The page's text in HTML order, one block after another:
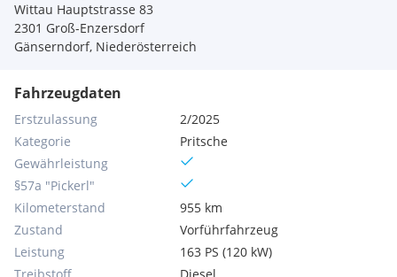
Wittau Hauptstrasse 83
2301 Groß-Enzersdorf
Gänserndorf, Niederösterreich
Fahrzeugdaten
Erstzulassung
2/2025
Kategorie
Pritsche
Gewährleistung
§57a "Pickerl"
Kilometerstand
955 km
Zustand
Vorführfahrzeug
Leistung
163 PS (120 kW)